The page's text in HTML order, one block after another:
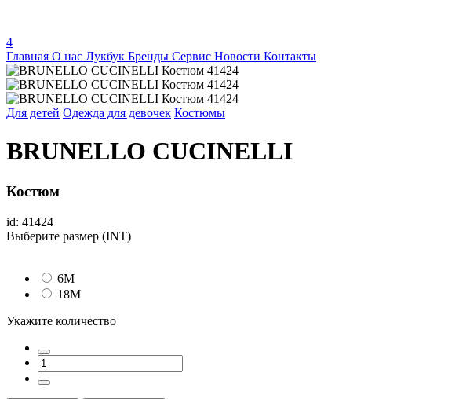
4
Главная О нас Лукбук Бренды Сервис Новости Контакты
Для детей Одежда для девочек Костюмы
BRUNELLO CUCINELLI
Костюм
id: 41424
Выберите размер (INT)
6M
18М
Укажите количество